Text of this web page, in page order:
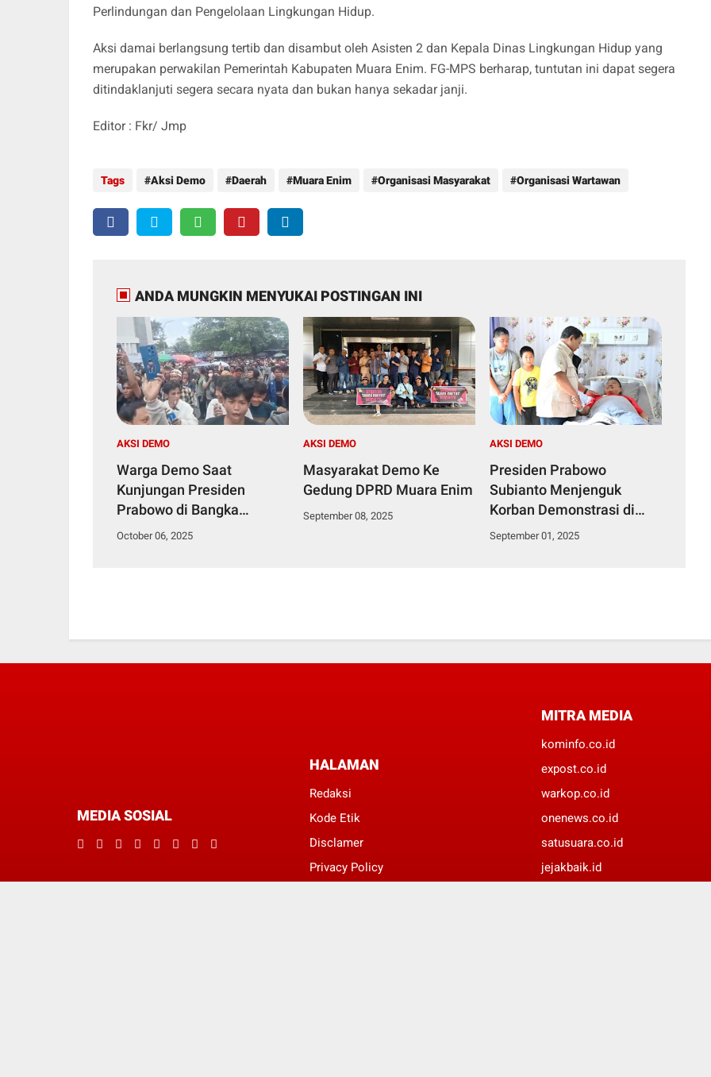
Perlindungan dan Pengelolaan Lingkungan Hidup.
Aksi damai berlangsung tertib dan disambut oleh Asisten 2 dan Kepala Dinas Lingkungan Hidup yang
merupakan perwakilan Pemerintah Kabupaten Muara Enim. FG-MPS berharap, tuntutan ini dapat segera
ditindaklanjuti segera secara nyata dan bukan hanya sekadar janji.
Editor : Fkr/ Jmp
Tags Aksi Demo Daerah Muara Enim Organisasi Masyarakat Organisasi Wartawan
ANDA MUNGKIN MENYUKAI POSTINGAN INI
AKSI DEMO
Warga Demo Saat
Kunjungan Presiden
Prabowo di Bangka
Belitung, Suarakan
October 06, 2025
AKSI DEMO
Masyarakat Demo Ke
Gedung DPRD Muara Enim
September 08, 2025
AKSI DEMO
Presiden Prabowo
Subianto Menjenguk
Korban Demonstrasi di
Rumah Sakit Bhayangkara
September 01, 2025
MEDIA SOSIAL
HALAMAN
Redaksi
Kode Etik
Disclamer
Privacy Policy
MITRA MEDIA
kominfo.co.id
expost.co.id
warkop.co.id
onenews.co.id
satusuara.co.id
jejakbaik.id